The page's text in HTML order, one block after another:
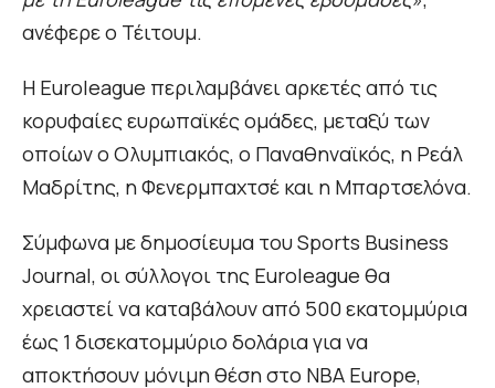
ανέφερε ο Τέιτουμ.
Η Euroleague περιλαμβάνει αρκετές από τις
κορυφαίες ευρωπαϊκές ομάδες, μεταξύ των
οποίων ο Ολυμπιακός, ο Παναθηναϊκός, η Ρεάλ
Μαδρίτης, η Φενερμπαχτσέ και η Μπαρτσελόνα.
Σύμφωνα με δημοσίευμα του Sports Business
Journal, οι σύλλογοι της Euroleague θα
χρειαστεί να καταβάλουν από 500 εκατομμύρια
έως 1 δισεκατομμύριο δολάρια για να
αποκτήσουν μόνιμη θέση στο NBA Europe,